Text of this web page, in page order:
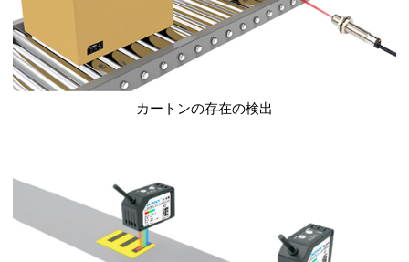
カートンの存在の検出